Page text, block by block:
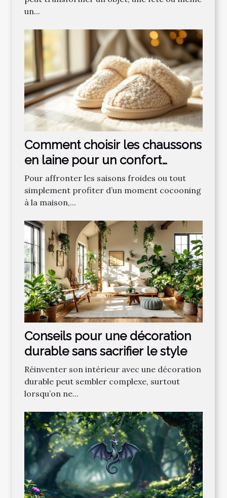
un...
Comment choisir les chaussons
en laine pour un confort
optimal ?
Pour affronter les saisons froides ou tout
simplement profiter d’un moment cocooning
à la maison,...
Conseils pour une décoration
durable sans sacrifier le style
Réinventer son intérieur avec une décoration
durable peut sembler complexe, surtout
lorsqu’on ne...